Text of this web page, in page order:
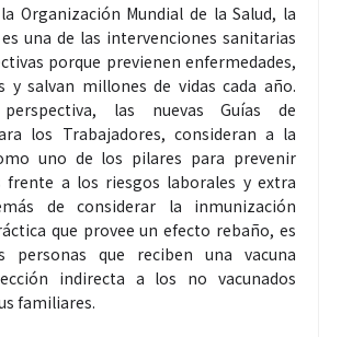
Organización Mundial de la Salud, la
una de las intervenciones sanitarias
porque previenen enfermedades,
y salvan millones de vidas cada año.
las nuevas Guías de
los Trabajadores, consideran a la
uno de los pilares para prevenir
frente a los riesgos laborales y extra
de considerar la inmunización
que provee un efecto rebaño, es
personas que reciben una vacuna
indirecta a los no vacunados
familiares.